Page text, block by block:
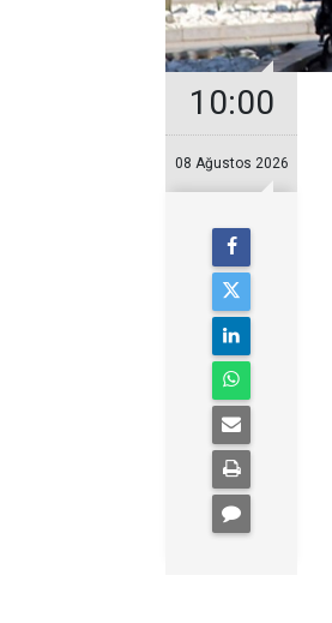
10:00
08 Ağustos 2026